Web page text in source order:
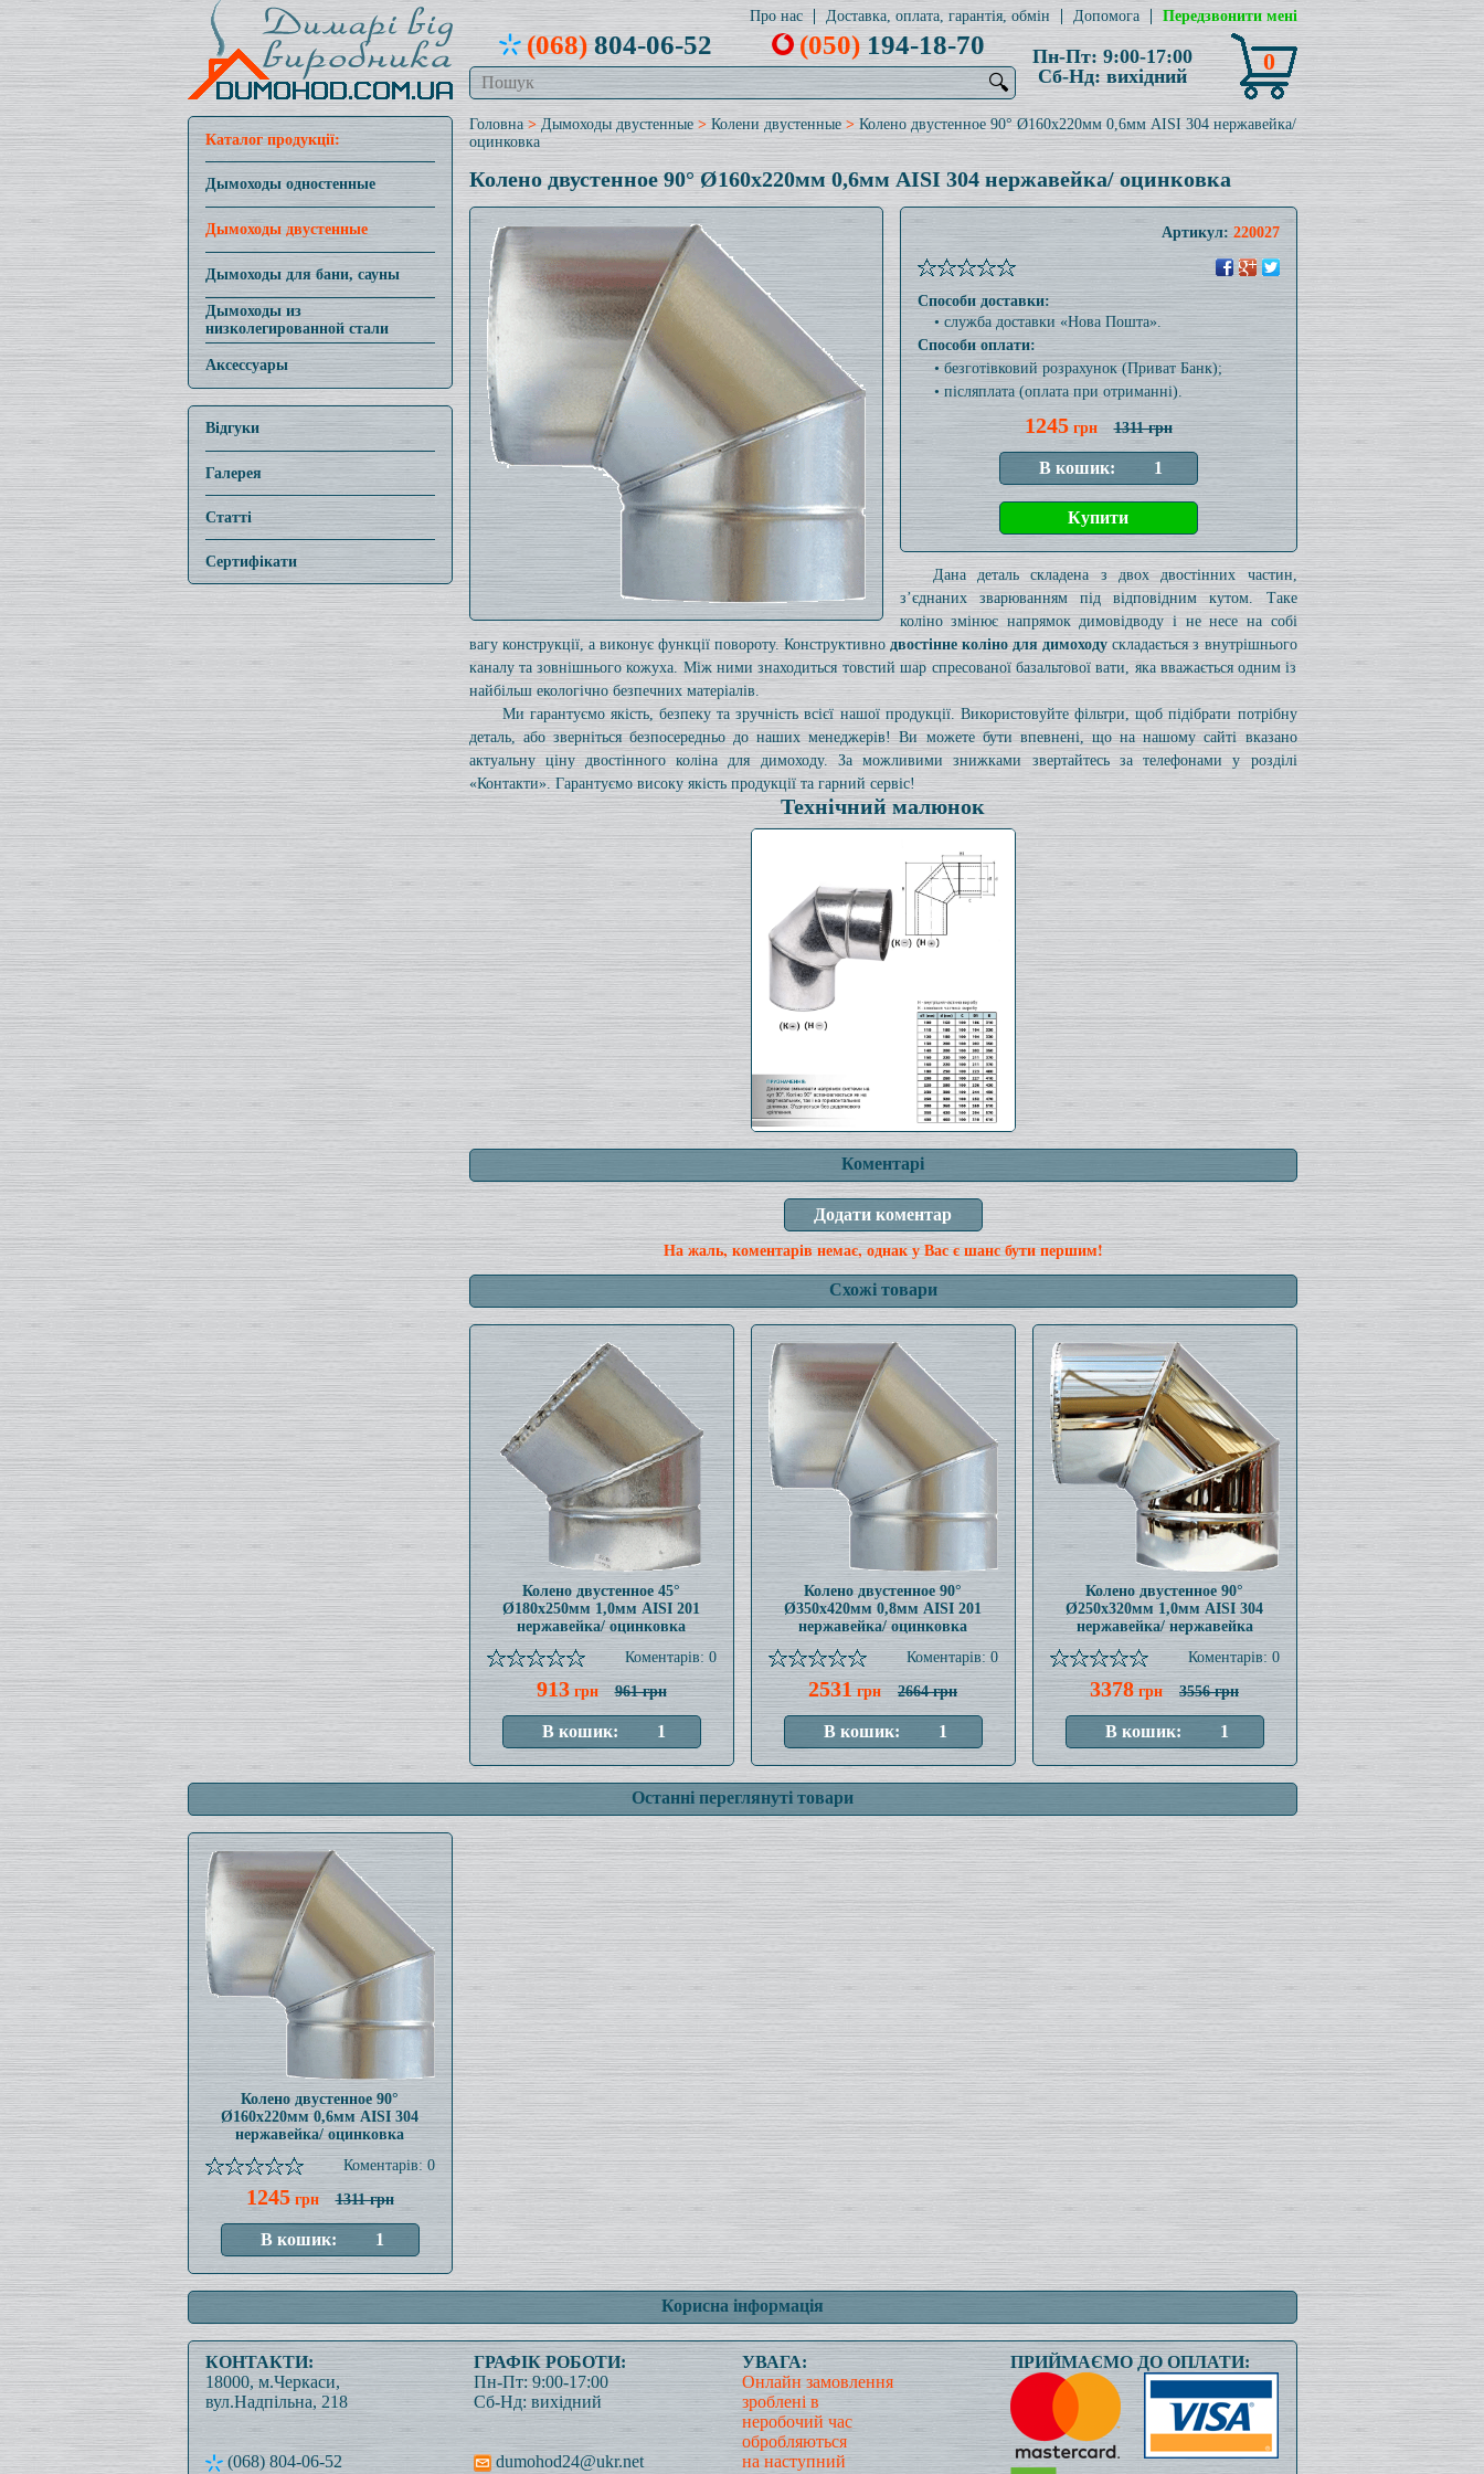
Про нас Доставка, оплата, гарантія, обмін Допомога Передзвонити мені
(068)804-06-52 (050)194-18-70
🔍
Пн-Пт: 9:00-17:00
Сб-Нд: вихідний
0
Каталог продукції:
Дымоходы одностенные
Дымоходы двустенные
Дымоходы для бани, сауны
Дымоходы из
низколегированной стали
Аксессуары
Відгуки
Галерея
Статті
Сертифікати
Головна> Дымоходы двустенные>Колени двустенные> Колено двустенное 90° Ø160x220мм 0,6мм AISI 304 нержавейка/
оцинковка
Колено двустенное 90° Ø160x220мм 0,6мм AISI 304 нержавейка/ оцинковка
Артикул:220027
Способи доставки:
• служба доставки «Нова Пошта».
Способи оплати:
• безготівковий розрахунок (Приват Банк);
• післяплата (оплата при отриманні).
1245грн 1311 грн
Дана деталь складена з двох двостінних частин,
з’єднаних зварюванням під відповідним кутом. Таке
коліно змінює напрямок димовідводу і не несе на собі
вагу конструкції, а виконує функції повороту. Конструктивнодвостінне коліно для димоходу складається з внутрішнього
каналу та зовнішнього кожуха. Між ними знаходиться товстий шар спресованої базальтової вати, яка вважається одним із
найбільш екологічно безпечних матеріалів.
Ми гарантуємо якість, безпеку та зручність всієї нашої продукції. Використовуйте фільтри, щоб підібрати потрібну
деталь, або зверніться безпосередньо до наших менеджерів! Ви можете бути впевнені, що на нашому сайті вказано
актуальну ціну двостінного коліна для димоходу. За можливими знижками звертайтесь за телефонами у розділі
«Контакти». Гарантуємо високу якість продукції та гарний сервіс!
Технічний малюнок
Коментарі
На жаль, коментарів немає, однак у Вас є шанс бути першим!
Схожі товари
Колено двустенное 45°
Ø180x250мм 1,0мм AISI 201
нержавейка/ оцинковка
Коментарів: 0
913грн 961 грн
Колено двустенное 90°
Ø350x420мм 0,8мм AISI 201
нержавейка/ оцинковка
Коментарів: 0
2531 грн 2664 грн
Колено двустенное 90°
Ø250x320мм 1,0мм AISI 304
нержавейка/ нержавейка
Коментарів: 0
3378грн 3556 грн
Останні переглянуті товари
Колено двустенное 90°
Ø160x220мм 0,6мм AISI 304
нержавейка/ оцинковка
Коментарів: 0
1245грн 1311 грн
Корисна інформація
КОНТАКТИ:
18000, м.Черкаси,
вул.Надпільна, 218
(068) 804-06-52
ГРАФІК РОБОТИ:
Пн-Пт: 9:00-17:00
Сб-Нд: вихідний
dumohod24@ukr.net
УВАГА:
Онлайн замовлення
зроблені в
неробочий час
обробляються
на наступний
ПРИЙМАЄМО ДО ОПЛАТИ: